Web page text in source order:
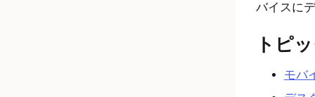
バイスに
トピ
モバ